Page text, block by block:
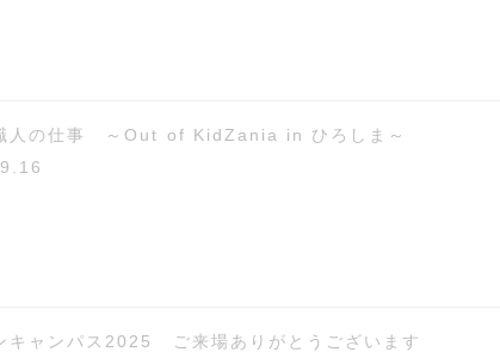
人の仕事 ～Out of KidZania in ひろしま～
キャンパス2025 ご来場ありがとうございます